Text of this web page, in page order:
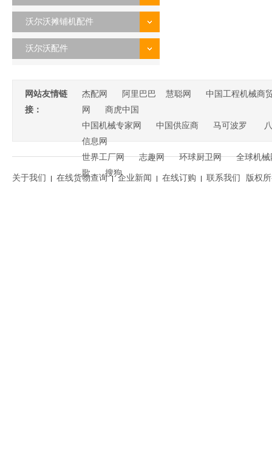
沃尔沃摊铺机配件
沃尔沃配件
网站友情链
接：
杰配网 阿里巴巴 慧聪网
中国工程机械商
网
商虎中国
中国机械专家网
中国供应商 马可波罗
信息网
世界工厂网
志趣网 环球厨卫网
全球机械
歌
搜狗
关于我们 在线货物查询 企业新闻 在线订购 联系我们 版权